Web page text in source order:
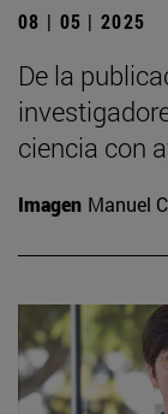
08 | 05 | 2025
De la
ciencia con
Imagen Manuel